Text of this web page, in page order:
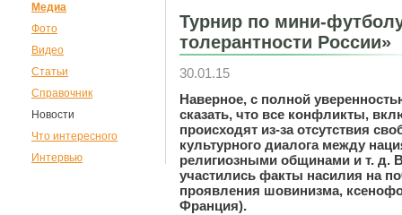
Медиа
Фото
Видео
Статьи
Справочник
Новости
Что интересного
Интервью
Турнир по мини-
толерантности России»
30.01.15
Наверное, с полной
сказать, что все конфликты,
происходят из-за отсутствия
культурного диалога между
религиозными общинами и т. д.
участились факты насилия на
проявления шовинизма,
Франция).